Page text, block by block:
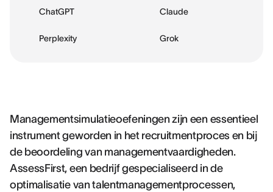
ChatGPT Claude
Perplexity Grok
Managementsimulatieoefeningen zijn een essentieel
instrument geworden in het recruitmentproces en bij
de beoordeling van managementvaardigheden.
AssessFirst, een bedrijf gespecialiseerd in de
optimalisatie van talentmanagementprocessen,